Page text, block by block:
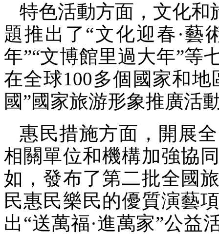
特色活動方面，文化和
題推出了“文化迎春·藝
年”“文博館里過大年”等
在全球100多個國家和
國”國家旅游形象推廣活
惠民措施方面，開展
相關單位和機構加強協
如，發布了第二批全國
民惠民樂民的優質演藝
出“送萬福·進萬家”公益